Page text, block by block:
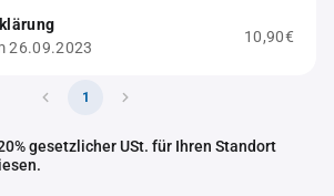
26.09.2023
10,90€
1
gesetzlicher USt. für Ihren Standort